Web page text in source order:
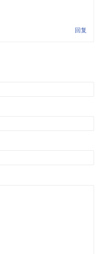
回复